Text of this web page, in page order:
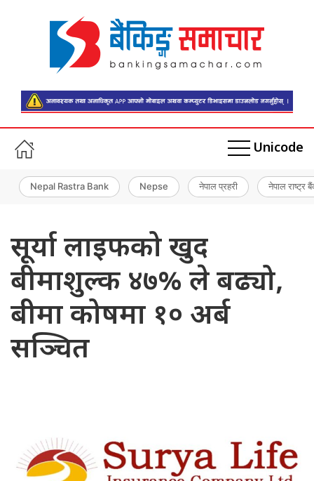
Unicode
Nepal Rastra Bank Nepse नेपाल प्रहरी नेपाल राष्ट्र
सूर्या लाइफको खुद
बीमाशुल्क ४७% ले बढ्यो,
बीमा कोषमा १० अर्ब
सञ्चित